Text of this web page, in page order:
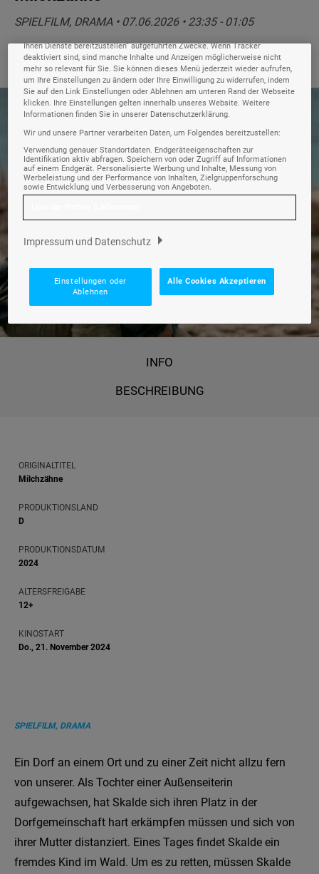
SPIELFILM, DRAMA • 07.06.2026 • 23:35 - 01:05
Fotoquelle: © SWR/Merav Maroody
INFO
BESCHREIBUNG
ORIGINALTITEL
Milchzähne
PRODUKTIONSLAND
D
PRODUKTIONSDATUM
2024
ALTERSFREIGABE
12+
KINOSTART
Do., 21. November 2024
SPIELFILM, DRAMA
Ein Dorf an einem Ort und zu einer Zeit nicht allzu fern
von unserer. Als Tochter einer Außenseiterin
aufgewachsen, hat Skalde sich ihren Platz in der
Dorfgemeinschaft hart erkämpfen müssen und sich von
ihrer Mutter distanziert. Eines Tages findet Skalde ein
fremdes Kind im Wald. Um es zu retten, müssen Skalde
Durch Auswahl von Alle Cookies Akzeptieren aktivieren Sie Tracking-
Ihnen Dienste bereitzustellen“ aufgeführten Zwecke. Wenn Tracker
deaktiviert sind, sind manche Inhalte und Anzeigen möglicherweise nicht
mehr so relevant für Sie. Sie können dieses Menü jederzeit wieder aufrufen,
um Ihre Einstellungen zu ändern oder Ihre Einwilligung zu widerrufen, indem
Sie auf den Link Einstellungen oder Ablehnen am unteren Rand der Webseite
klicken. Ihre Einstellungen gelten innerhalb unseres Website. Weitere
Informationen finden Sie in unserer Datenschutzerklärung.
Wir und unsere Partner verarbeiten Daten, um Folgendes bereitzustellen:
Verwendung genauer Standortdaten. Endgeräteeigenschaften zur
Identifikation aktiv abfragen. Speichern von oder Zugriff auf Informationen
auf einem Endgerät. Personalisierte Werbung und Inhalte, Messung von
Werbeleistung und der Performance von Inhalten, Zielgruppenforschung
sowie Entwicklung und Verbesserung von Angeboten.
Impressum und Datenschutz
Einstellungen oder
Ablehnen
Alle Cookies Akzeptieren